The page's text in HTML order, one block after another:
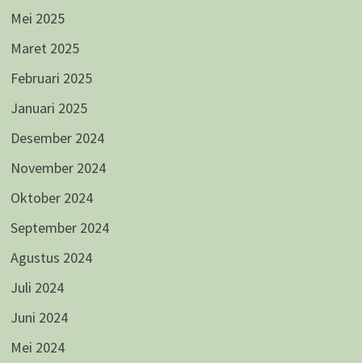
Mei 2025
Maret 2025
Februari 2025
Januari 2025
Desember 2024
November 2024
Oktober 2024
September 2024
Agustus 2024
Juli 2024
Juni 2024
Mei 2024